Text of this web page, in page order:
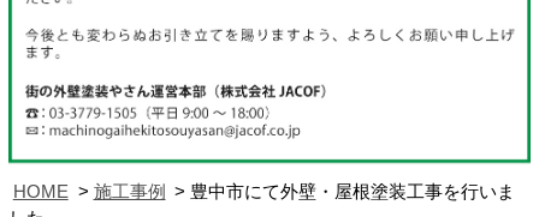
HOME 施工事例
豊中市にて外壁・屋根塗装工事を行いま